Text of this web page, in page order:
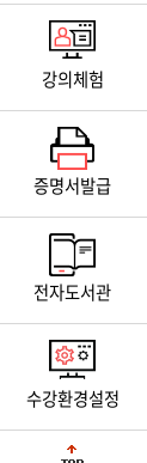
강의체험
증명서발급
전자도서관
수강환경설정